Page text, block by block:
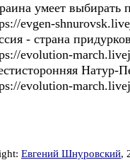
умеет выбирать
evgen-
- страна
evolution-
Натур-
evolution-
Евгений Шнуровский,